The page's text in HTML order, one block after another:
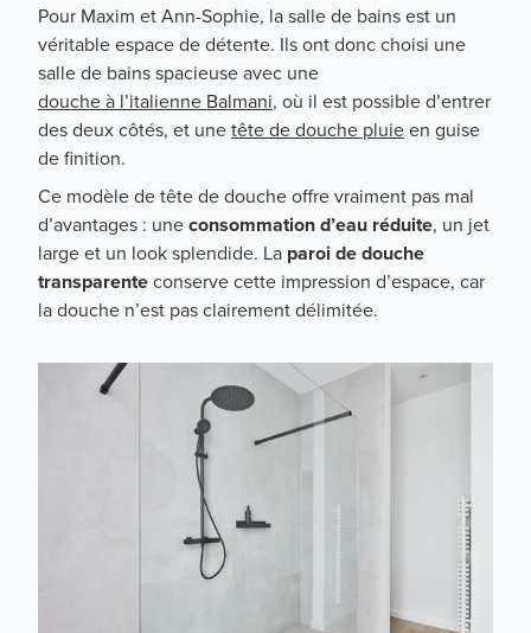
Pour Maxim et Ann-Sophie, la salle de bains est un
véritable espace de détente. Ils ont donc choisi une
salle de bains spacieuse avec une
douche à l’italienne Balmani, où il est possible d’entrer
des deux côtés, et unetête de douche pluieen guise
de finition.
Ce modèle de tête de douche offre vraiment pas mal
d’avantages : uneconsommation d’eau réduite, un jet
large et un look splendide. La paroi de douche
transparenteconserve cette impression d’espace, car
la douche n’est pas clairement délimitée.